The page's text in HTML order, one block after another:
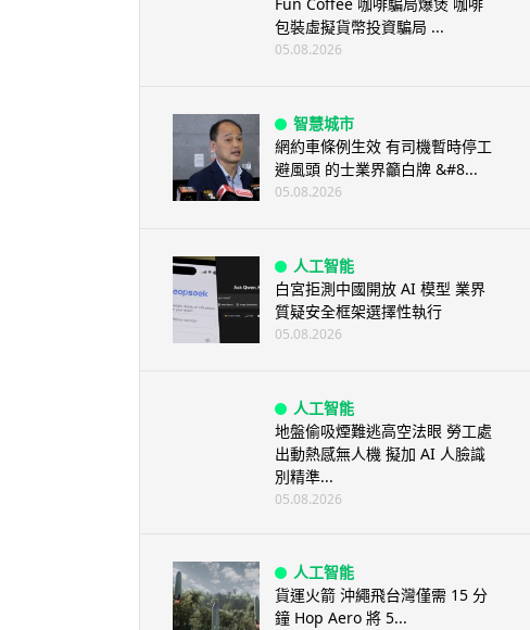
Fun Coffee 咖啡騙局爆煲 咖啡
包裝虛擬貨幣投資騙局 ...
05.08.2026
智慧城市
網約車條例生效 有司機暫時停工
避風頭 的士業界籲白牌 &#8...
05.08.2026
人工智能
白宮拒測中國開放 AI 模型 業界
質疑安全框架選擇性執行
05.08.2026
人工智能
地盤偷吸煙難逃高空法眼 勞工處
出動熱感無人機 擬加 AI 人臉識
別精準...
05.08.2026
人工智能
貨運火箭 沖繩飛台灣僅需 15 分
鐘 Hop Aero 將 5...